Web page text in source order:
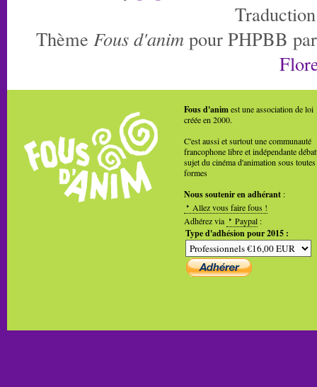
Thème Fous d'anim pour PHPBB
Fous d'animest une association de loi
créée en 2000.
C'est aussi et surtout une communauté
francophone libre et indépendante
sujet du cinéma d'animation sous toutes
formes
Nous soutenir en adhérant :
Allez vous faire fous !
Adhérez via
Paypal :
Type d'adhésion pour 2015 :